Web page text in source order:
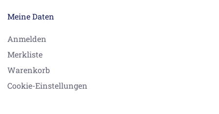
Meine Daten
Anmelden
Merkliste
Warenkorb
Cookie-Einstellungen